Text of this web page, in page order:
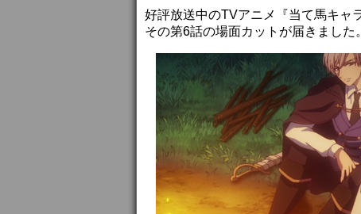
好評放送中のTVアニメ『当て馬キャ
その第6話の場面カットが届きました。